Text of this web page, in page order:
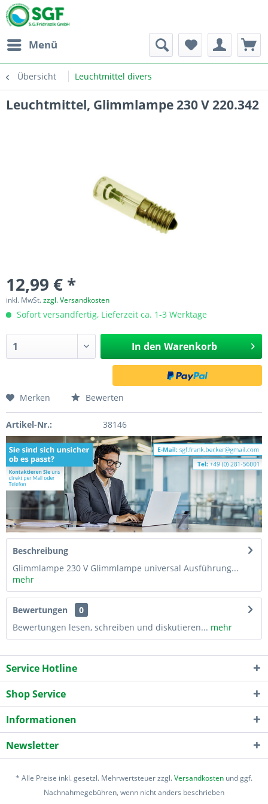
Menü
Übersicht Leuchtmittel divers
Leuchtmittel, Glimmlampe 230 V 220.342
12,99 € *
inkl. MwSt.zzgl. Versandkosten
Sofort versandfertig, Lieferzeit ca. 1-3 Werktage
In den Warenkorb
Merken Bewerten
Artikel-Nr.: 38146
Beschreibung
Glimmlampe 230 V Glimmlampe universal Ausführung...
mehr
Bewertungen
0
Bewertungen lesen, schreiben und diskutieren... mehr
Service Hotline
Shop Service
Informationen
Newsletter
* Alle Preise inkl. gesetzl. Mehrwertsteuer zzgl.Versandkosten und ggf.
Nachnahmegebühren, wenn nicht anders beschrieben